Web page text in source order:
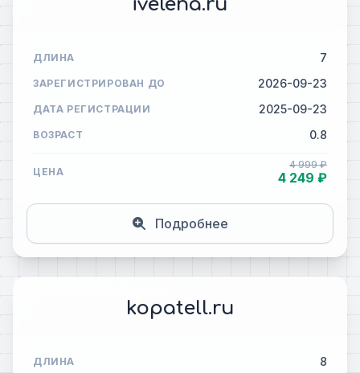
ivelena.ru
ДЛИНА 7
ЗАРЕГИСТРИРОВАН ДО 2026-09-23
ДАТА РЕГИСТРАЦИИ 2025-09-23
ВОЗРАСТ 0.8
ЦЕНА
4 999 ₽
4 249 ₽
Подробнее
kopatell.ru
ДЛИНА 8